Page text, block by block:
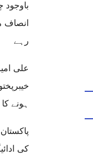
باوجود
انصاف
رہے
علی
ہونے
کی